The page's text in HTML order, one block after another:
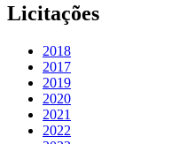
Licitações
2018
2017
2019
2020
2021
2022